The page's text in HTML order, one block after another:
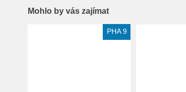
Mohlo by vás zajímat
PHA 9 Extra slevy